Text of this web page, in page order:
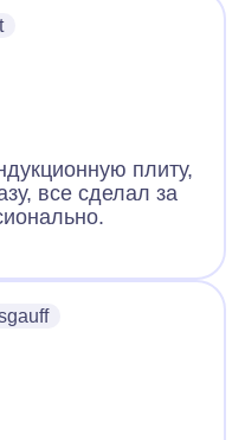
плиту,
все сделал за